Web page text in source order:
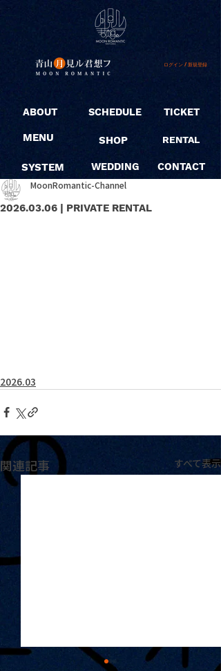
ログイン / 新規登録
ABOUT
MENU
SYSTEM
SCHEDULE
SHOP
WEDDING
TICKET
RENTAL
CONTACT
2026.03.06 | PRIVATE RENTAL
MoonRomantic-Channel
2026.03
関連記事 すべて表示